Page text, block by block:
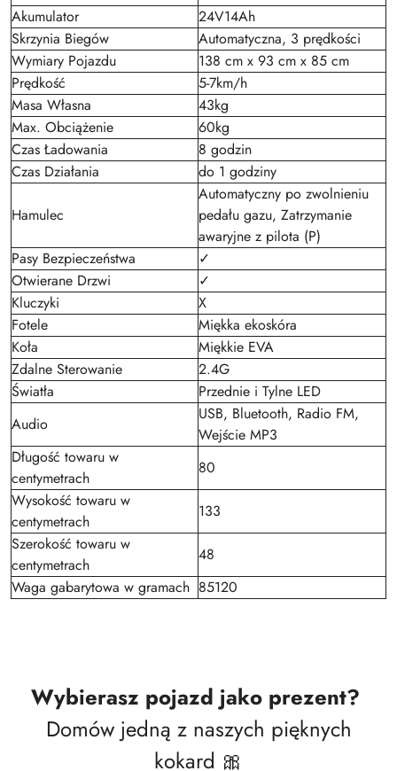
Akumulator
24V14Ah
Skrzynia Biegów
Automatyczna, 3 prędkości
Wymiary Pojazdu
138 cm x 93 cm x 85 cm
Prędkość
5-7km/h
Masa Własna
43kg
Max. Obciążenie
60kg
Czas Ładowania
8 godzin
Czas Działania
do 1 godziny
Hamulec
Automatyczny po zwolnieniu
pedału gazu, Zatrzymanie
awaryjne z pilota (P)
Pasy Bezpieczeństwa
✓
Otwierane Drzwi
✓
Kluczyki
X
Fotele
Miękka ekoskóra
Koła
Miękkie EVA
Zdalne Sterowanie
2.4G
Światła
Przednie i Tylne LED
Audio
USB, Bluetooth, Radio FM,
Wejście MP3
Długość towaru w
centymetrach
80
Wysokość towaru w
centymetrach
133
Szerokość towaru w
centymetrach
48
Waga gabarytowa w gramach 85120
Wybierasz pojazd jako prezent?
Domów jedną z naszych pięknych
kokard 🎀